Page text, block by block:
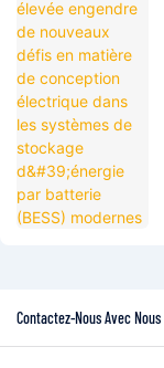
Contactez-Nous Avec Nous